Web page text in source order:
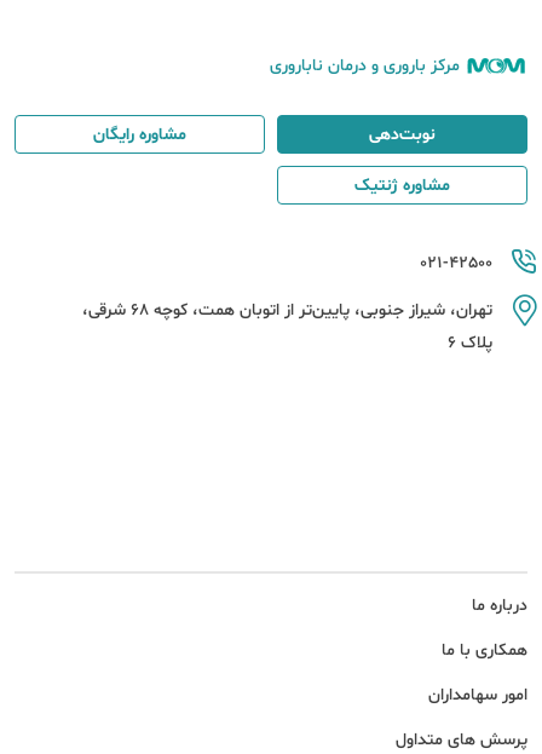
مرکز باروری و درمان ناباروری
درباره ما
همکاری با ما
امور سهامداران
پرسش های متداول
021-42500
تهران، شیراز جنوبی، پایین‌تر از اتوبان همت، کوچه 68 شرقی،
پلاک 6
نوبت‌دهی مشاوره رایگان
مشاوره ژنتیک